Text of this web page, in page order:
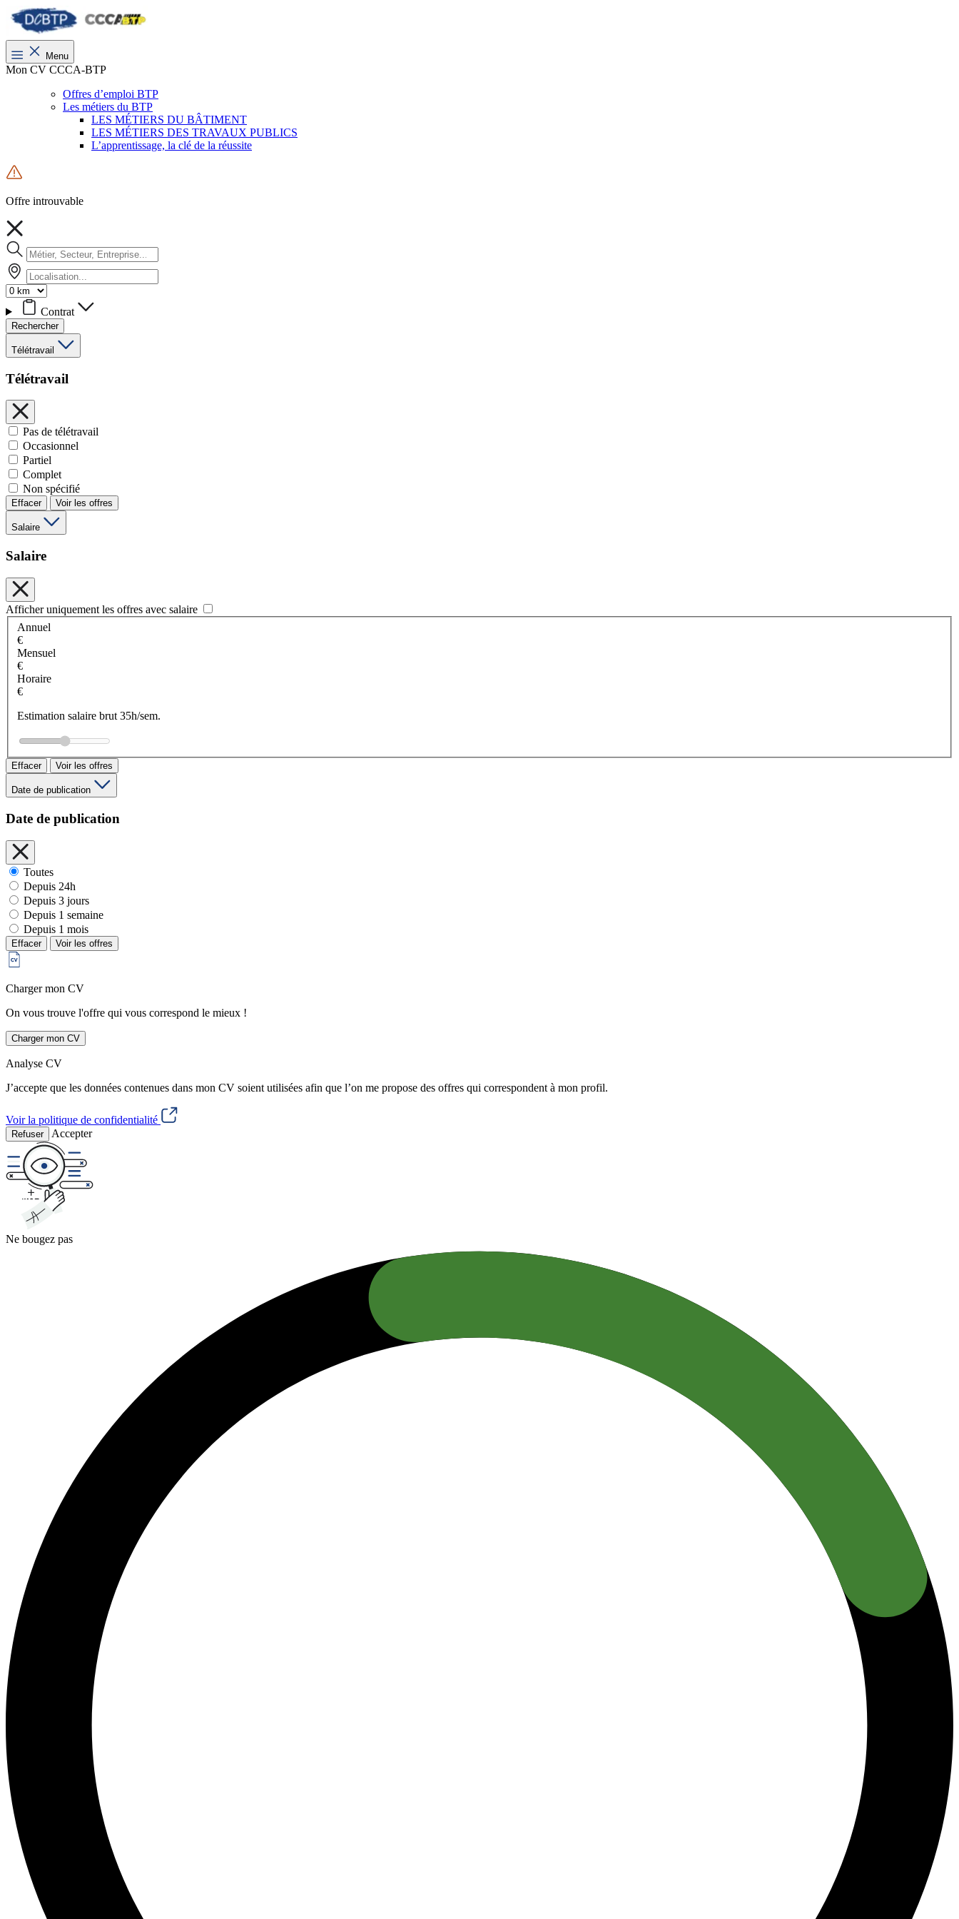
Menu
Mon CV CCCA-BTP
Offres d’emploi BTP
Les métiers du BTP
LES MÉTIERS DU BÂTIMENT
LES MÉTIERS DES TRAVAUX PUBLICS
L’apprentissage, la clé de la réussite
Offre introuvable
Contrat
Rechercher
Télétravail
Télétravail
Pas de télétravail
Occasionnel
Partiel
Complet
Non spécifié
Effacer Voir les offres
Salaire
Salaire
Afficher uniquement les offres avec salaire
Annuel
€
Mensuel
€
Horaire
€
Estimation salaire brut 35h/sem.
Effacer Voir les offres
Date de publication
Date de publication
Toutes
Depuis 24h
Depuis 3 jours
Depuis 1 semaine
Depuis 1 mois
Effacer Voir les offres
Charger mon CV
On vous trouve l'offre qui vous correspond le mieux !
Charger mon CV
Analyse CV
J’accepte que les données contenues dans mon CV soient utilisées afin que l’on me propose des offres qui correspondent à mon profil.
Voir la politique de confidentialité
Refuser Accepter
Ne bougez pas